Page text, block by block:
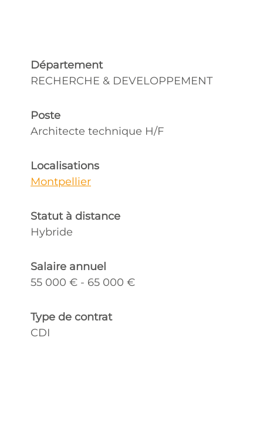
Département
RECHERCHE & DEVELOPPEMENT
Poste
Architecte technique H/F
Localisations
Montpellier
Statut à distance
Hybride
Salaire annuel
55 000 € - 65 000 €
Type de contrat
CDI